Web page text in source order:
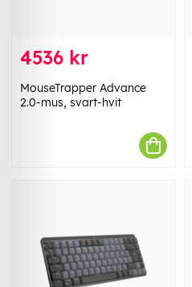
4536 kr
MouseTrapper Advance
2.0-mus, svart-hvit